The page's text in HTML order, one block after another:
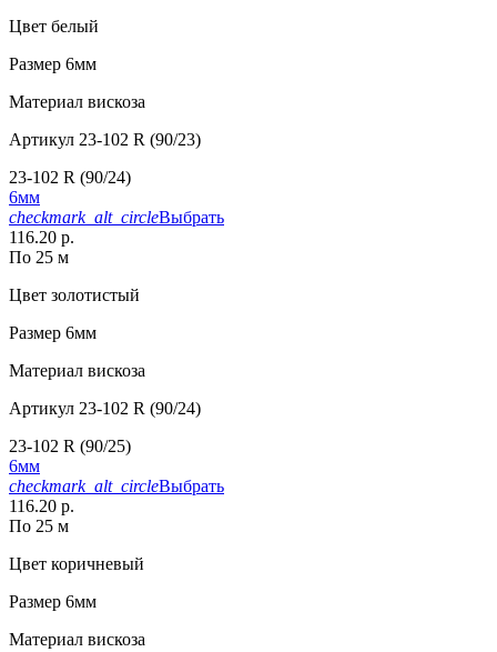
Цвет белый
Размер 6мм
Материал вискоза
Артикул 23-102 R (90/23)
23-102 R (90/24)
6мм
checkmark_alt_circleВыбрать
116.20 р.
По 25 м
Цвет золотистый
Размер 6мм
Материал вискоза
Артикул 23-102 R (90/24)
23-102 R (90/25)
6мм
checkmark_alt_circleВыбрать
116.20 р.
По 25 м
Цвет коричневый
Размер 6мм
Материал вискоза